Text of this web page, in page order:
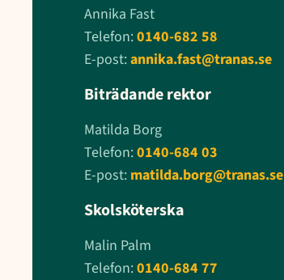
Annika Fast
Telefon:0140-682 58
E-post:annika.fast@tranas.se
Biträdande rektor
Matilda Borg
Telefon:0140-684 03
E-post: matilda.borg@tranas.se
Skolsköterska
Malin Palm
Telefon:0140-684 77